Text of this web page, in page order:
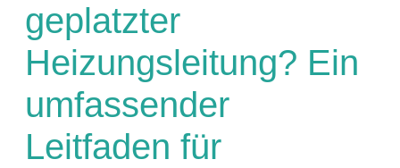
geplatzter
Heizungsleitung? Ein
umfassender
Leitfaden für